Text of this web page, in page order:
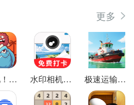
更多
狩猎吧！原始人 水印相机免费打卡 极速运输英雄